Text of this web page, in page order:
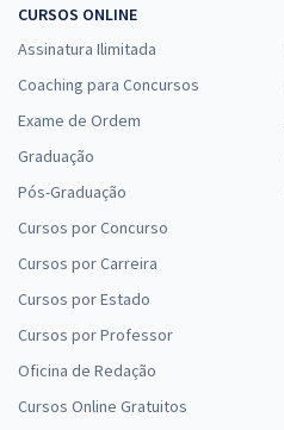
CURSOS ONLINE
Assinatura Ilimitada
Coaching para Concursos
Exame de Ordem
Graduação
Pós-Graduação
Cursos por Concurso
Cursos por Carreira
Cursos por Estado
Cursos por Professor
Oficina de Redação
Cursos Online Gratuitos